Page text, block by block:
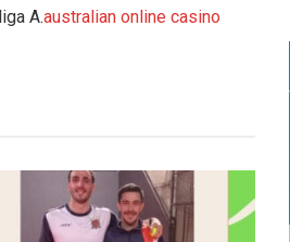
A.australian online casino